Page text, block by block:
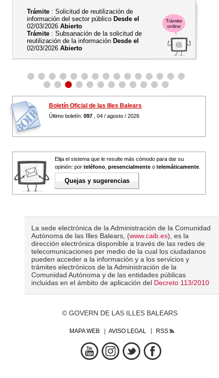
Trámite
online
Trámite : Solicitud de reutilización de
información del sector público Desde el
02/03/2026 Abierto
Trámite : Subsanación de la solicitud de
reutilización de la información Desde el
02/03/2026 Abierto
Boletín Oficial de las Illes Balears
Último boletín: 097 , 04 / agosto / 2026
Elija el sistema que le resulte más cómodo para dar su
opinión: por teléfono presencialmente o telemáticamente
Quejas y sugerencias
La sede electrónica de la Administración de la Comunidad
Autónoma de las Illes Balears, (www.caib.es), es la
dirección electrónica disponible a través de las redes de
telecomunicaciones per medio de la cual los ciudadanos
pueden acceder a la información y a los servicios y
trámites electrónicos de la Administración de la
Comunidad Autónoma y de las entidades públicas
incluidas en el ámbito de aplicación del Decreto 113/2010
© GOVERN DE LAS ILLES BALEARS
MAPA WEB AVISO LEGAL RSS